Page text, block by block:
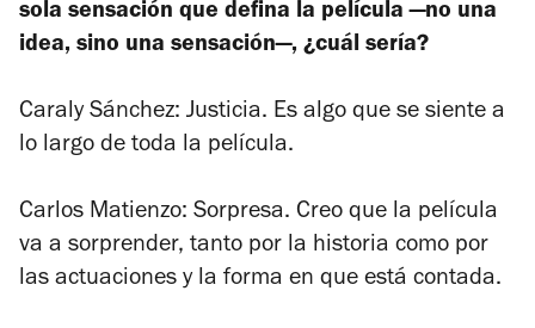
sola sensación que defina la película —no una
idea, sino una sensación—, ¿cuál sería?
Caraly Sánchez: Justicia. Es algo que se siente a
lo largo de toda la película.
Carlos Matienzo: Sorpresa. Creo que la película
va a sorprender, tanto por la historia como por
las actuaciones y la forma en que está contada.